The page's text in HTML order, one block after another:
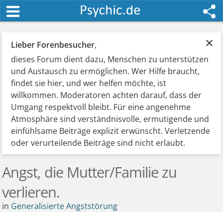
×
Lieber Forenbesucher,
dieses Forum dient dazu, Menschen zu unterstützen
und Austausch zu ermöglichen. Wer Hilfe braucht,
findet sie hier, und wer helfen möchte, ist
willkommen. Moderatoren achten darauf, dass der
Umgang respektvoll bleibt. Für eine angenehme
Atmosphäre sind verständnisvolle, ermutigende und
einfühlsame Beiträge explizit erwünscht. Verletzende
oder verurteilende Beiträge sind nicht erlaubt.
Angst, die Mutter/Familie zu
verlieren.
in Generalisierte Angststörung